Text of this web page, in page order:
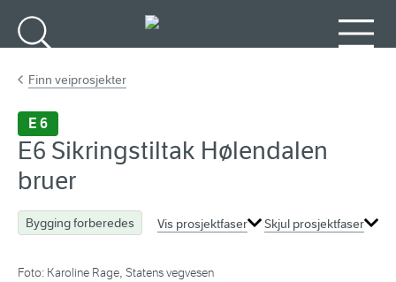
Finn veiprosjekter
E 6
E6 Sikringstiltak Hølendalen
bruer
Bygging forberedes Vis prosjektfaser Skjul prosjektfaser
Foto: Karoline Rage, Statens vegvesen